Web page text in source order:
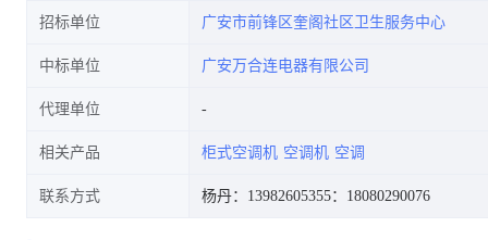
招标单位 广安市前锋区奎阁社区卫生服务中心
中标单位 广安万合连电器有限公司
代理单位
相关产品 柜式空调机 空调机 空调
联系方式 杨丹：13982605355：18080290076